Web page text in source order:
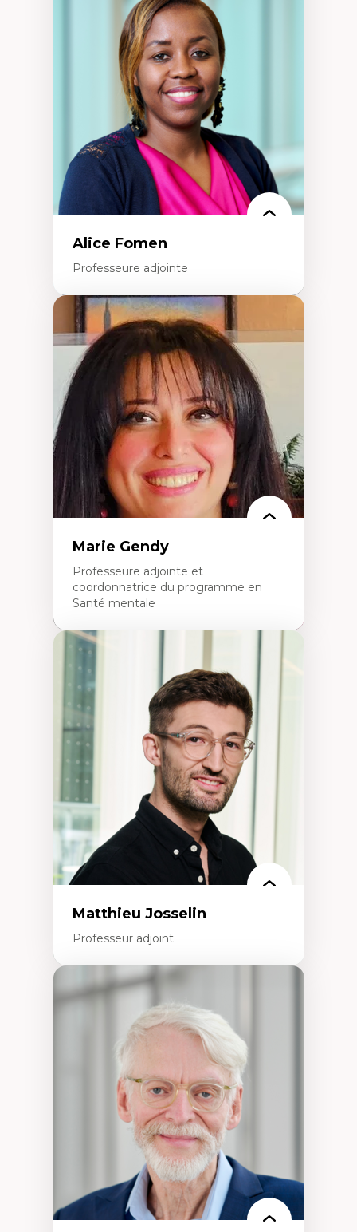
Les apports pédagogiques des théories de
l'affect, du posthumanisme, du féminisme
dans l'éducation aux sciences
L'apprentissage des sciences/STIM dans une
perspective socioécologique de care
L’insertion professionnelle des
enseignant.e.s
Alice Fomen
Professeure adjointe
Expertises
Acceptabilité, acceptation et adoption des
technologies
Technologies d'apprentissage innovantes
Insertion professionnelle du nouveau
personnel enseignant
Construction identitaire en milieu
minoritaire francophone
Technologies éducatives pour la formation
continue
Marie Gendy
Professeure adjointe et
coordonnatrice du programme en
Santé mentale
Expertises
Neuropsychiatrie et neurosciences
Direction d'essais cliniques
Analyse des politiques et pratiques en santé
mentale
Développement de protocoles d'essais
cliniques
Collaboration interfonctionnelle
Leadership en recherche clinique
Développement de cadres politiques
Collaboration avec des entreprises
pharmaceutiques
Rédaction de publications et de rapports
politiques
Enseignement et mentorat
Matthieu Josselin
Professeur adjoint
Expertises
Ethnographie critique des environnements
d’apprentissage des étudiant.e.s
Approche transdisciplinaire des
compétences socioaffectives et
interculturelles
Didactique des langues secondes et
compétence pragmatique
Andragogie
Méthodologies de recherche qualitative